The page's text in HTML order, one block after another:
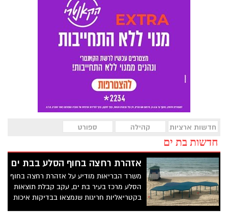
חדשות ארציות קהילה ספורט
חדשות בת ים
אזהרת רחצה בחוף הסלע בבת ים
משרד הבריאות מודיע על אזהרת רחצה בחוף
הסלע מרכז בעיר בת ים, עקב קבלת תוצאות
בקטריאליות חריגות שנמצאו בבדיקות איכות